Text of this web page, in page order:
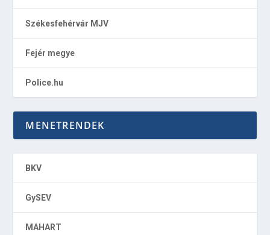
Székesfehérvár MJV
Fejér megye
Police.hu
MENETRENDEK
BKV
GySEV
MAHART